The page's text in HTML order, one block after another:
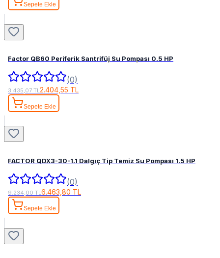
Sepete Ekle
Factor QB60 Periferik Santrifüj Su Pompası 0.5 HP
(0)
3.435,07 TL2.404,55 TL
Sepete Ekle
FACTOR QDX3-30-1.1 Dalgıç Tip Temiz Su Pompası 1.5 HP
(0)
9.234,00 TL6.463,80 TL
Sepete Ekle